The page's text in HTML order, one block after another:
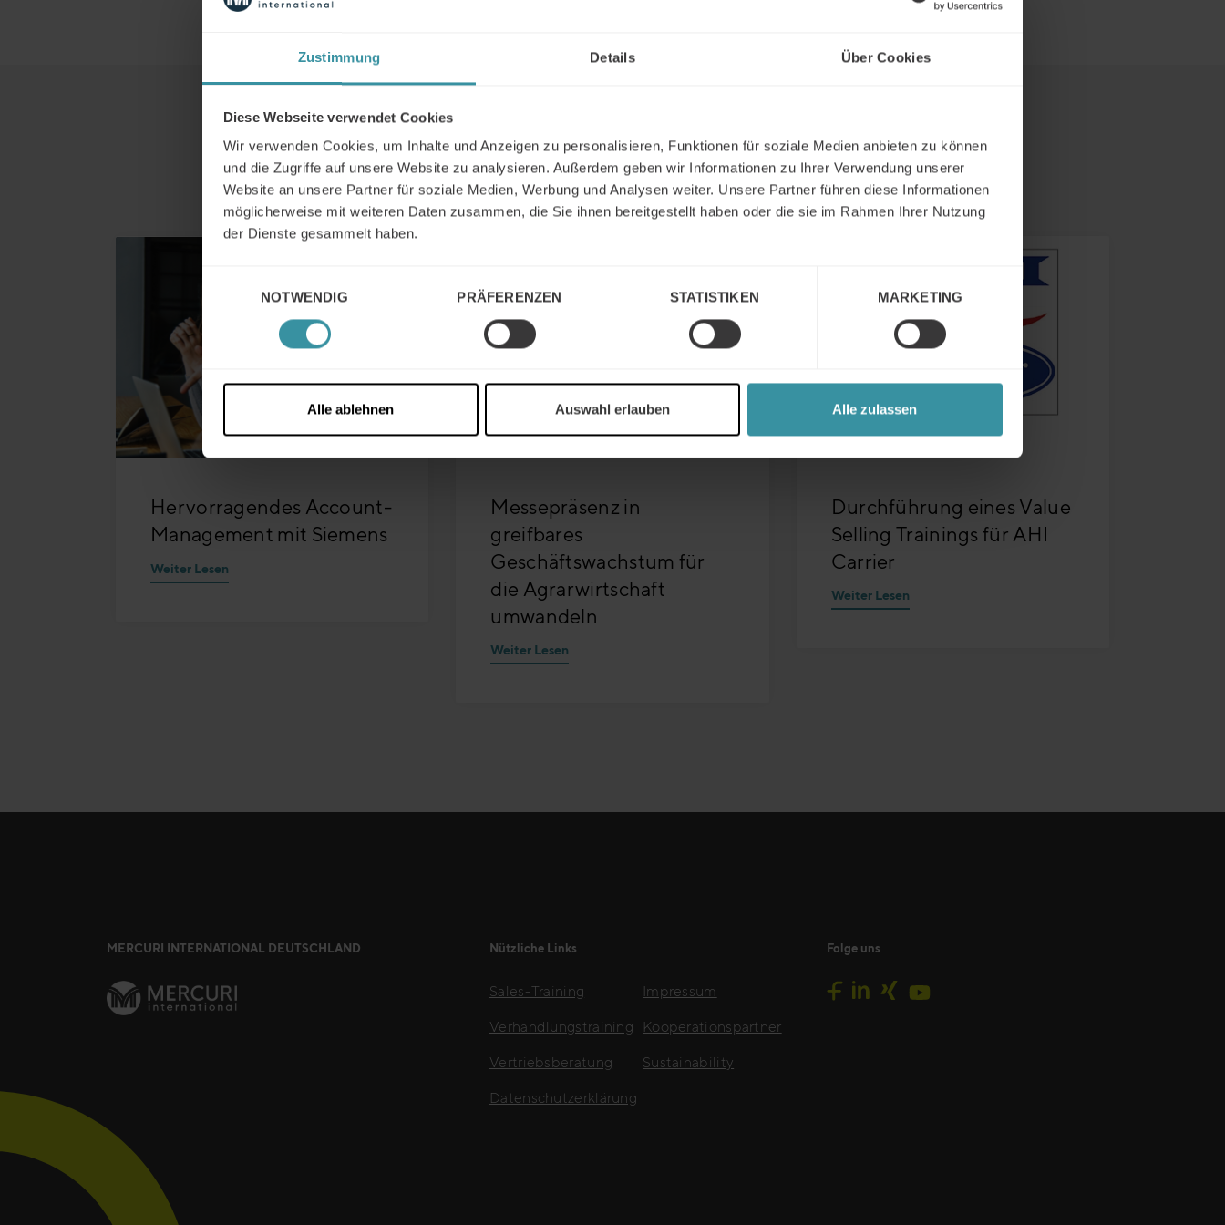
Zustimmung Details Über Cookies
Diese Webseite verwendet Cookies
Wir verwenden Cookies, um Inhalte und Anzeigen zu personalisieren, Funktionen für soziale Medien anbieten zu können
und die Zugriffe auf unsere Website zu analysieren. Außerdem geben wir Informationen zu Ihrer Verwendung unserer
Website an unsere Partner für soziale Medien, Werbung und Analysen weiter. Unsere Partner führen diese Informationen
möglicherweise mit weiteren Daten zusammen, die Sie ihnen bereitgestellt haben oder die sie im Rahmen Ihrer Nutzung
der Dienste gesammelt haben.
NOTWENDIG
PRÄFERENZEN STATISTIKEN MARKETING
Alle ablehnen Auswahl erlauben Alle zulassen
Weiter Lesen
Hervorragendes Account-
Management mit Siemens
Weiter Lesen
Messepräsenz in
greifbares
Geschäftswachstum für
die Agrarwirtschaft
umwandeln
Weiter Lesen
Durchführung eines Value
Selling Trainings für AHI
Carrier
Weiter Lesen
MERCURI INTERNATIONAL DEUTSCHLAND Nützliche Links
Sales-Training
Verhandlungstraining
Vertriebsberatung
Datenschutzerklärung
Impressum
Kooperationspartner
Sustainability
Folge uns